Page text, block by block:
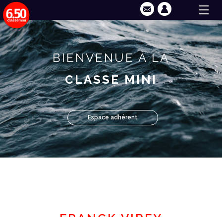
BIENVENUE À LA
CLASSE MINI
Espace adhérent